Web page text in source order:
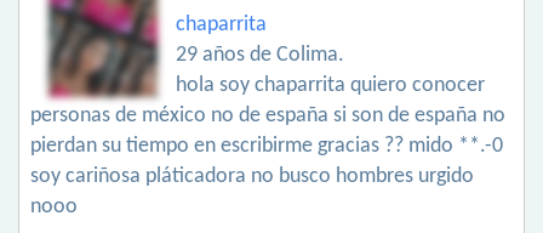
chaparrita
29 años de Colima.
hola soy chaparrita quiero conocer
personas de méxico no de españa si son de españa no
pierdan su tiempo en escribirme gracias ?? mido **.-0
soy cariñosa pláticadora no busco hombres urgido
nooo